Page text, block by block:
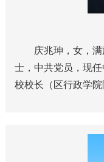
庆兆珅，女，满
士，中共党员，现
校校长（区行政学院